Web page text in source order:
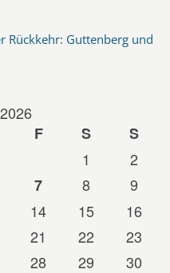
Rückkehr: Guttenberg und
F S
S
1
2
7 8
9
14 15
16
21 22
23
28 29
30